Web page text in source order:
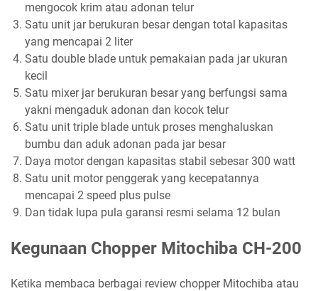
mengocok krim atau adonan telur
Satu unit jar berukuran besar dengan total kapasitas
yang mencapai 2 liter
Satu double blade untuk pemakaian pada jar ukuran
kecil
Satu mixer jar berukuran besar yang berfungsi sama
yakni mengaduk adonan dan kocok telur
Satu unit triple blade untuk proses menghaluskan
bumbu dan aduk adonan pada jar besar
Daya motor dengan kapasitas stabil sebesar 300 watt
Satu unit motor penggerak yang kecepatannya
mencapai 2 speed plus pulse
Dan tidak lupa pula garansi resmi selama 12 bulan
Kegunaan Chopper Mitochiba CH-200
Ketika membaca berbagai review chopper Mitochiba atau